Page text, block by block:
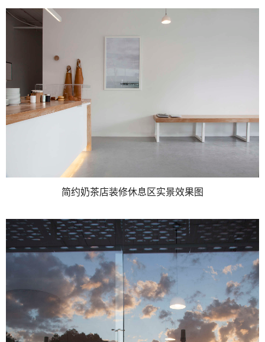
简约奶茶店装修休息区实景效果图